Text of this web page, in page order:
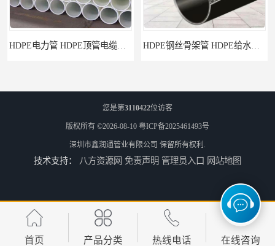
HDPE给水管 佛山Pe给水管电话 支持送货上门
您是第3110422位访客
版权所有 ©2026-08-10 粤ICP备2025461493号
深圳市鑫润通管业有限公司 保留所有权利.
技术支持： 八方资源网 免责声明 管理员入口 网站地图
首页 产品分类 热线电话 在线咨询